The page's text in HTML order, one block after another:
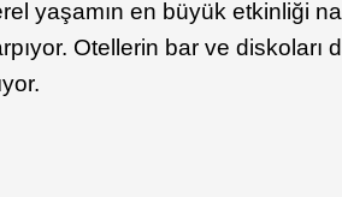
yaşamın en büyük etkinliği
Otellerin bar ve diskoları